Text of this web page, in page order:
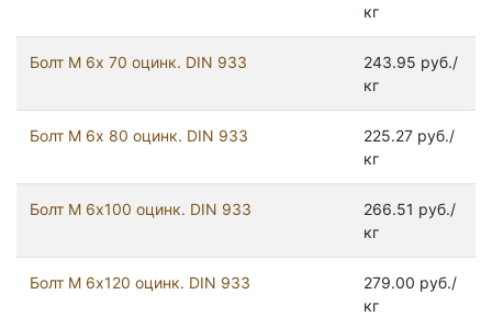
кг
Болт М 6х 70 оцинк. DIN 933
243.95 руб./
кг
Болт М 6х 80 оцинк. DIN 933
225.27 руб./
кг
Болт М 6х100 оцинк. DIN 933
266.51 руб./
кг
Болт М 6х120 оцинк. DIN 933
279.00 руб./
кг